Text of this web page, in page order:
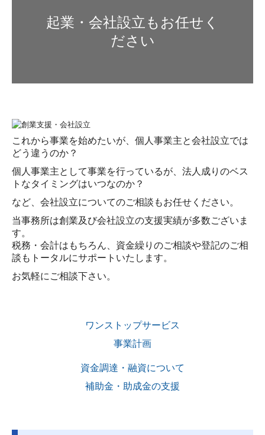
メディア掲載情報
企業防衛・リスクマネジメント
創業支援
事業承継
個人のお客様へ
相続資産税対策
確定申告
お知らせ
職員インタビュー
数字で見るタスクマネジメント
起業・会社設立もお任せく
ださい
これから事業を始めたいが、個人事業主と会社設立では
どう違うのか？
個人事業主として事業を行っているが、法人成りのベス
トなタイミングはいつなのか？
など、会社設立についてのご相談もお任せください。
当事務所は創業及び会社設立の支援実績が多数ございま
す。
税務・会計はもちろん、資金繰りのご相談や登記のご相
談もトータルにサポートいたします。
お気軽にご相談下さい。
ワンストップサービス
事業計画
資金調達・融資について
補助金・助成金の支援